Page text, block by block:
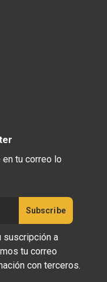
en tu correo lo
suscripción a
tu correo
con terceros.